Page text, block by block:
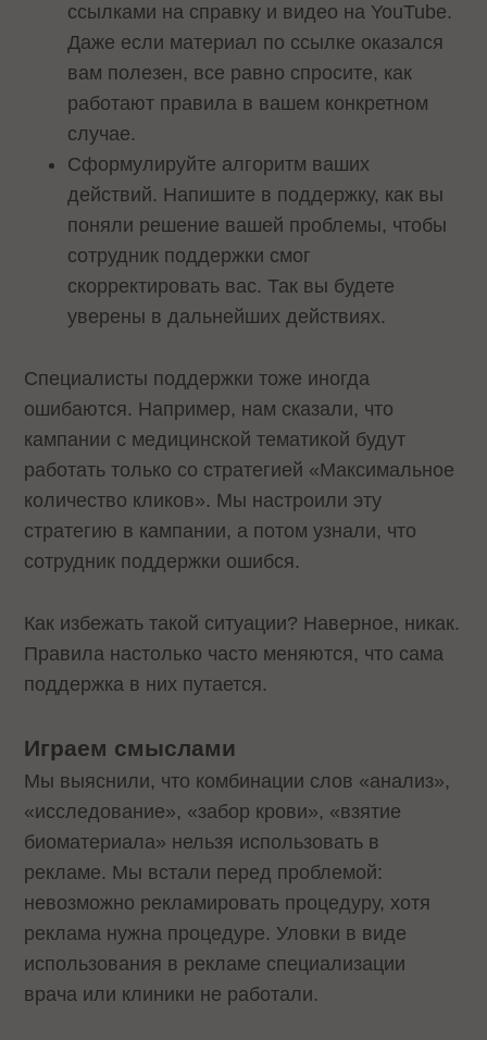
ссылками на справку и видео на YouTube.
Даже если материал по ссылке оказался
вам полезен, все равно спросите, как
работают правила в вашем конкретном
случае.
Сформулируйте алгоритм ваших
действий. Напишите в поддержку, как вы
поняли решение вашей проблемы, чтобы
сотрудник поддержки смог
скорректировать вас. Так вы будете
уверены в дальнейших действиях.
Специалисты поддержки тоже иногда
ошибаются. Например, нам сказали, что
кампании с медицинской тематикой будут
работать только со стратегией «Максимальное
количество кликов». Мы настроили эту
стратегию в кампании, а потом узнали, что
сотрудник поддержки ошибся.
Как избежать такой ситуации? Наверное, никак.
Правила настолько часто меняются, что сама
поддержка в них путается.
Играем смыслами
Мы выяснили, что комбинации слов «анализ»,
«исследование», «забор крови», «взятие
биоматериала» нельзя использовать в
рекламе. Мы встали перед проблемой:
невозможно рекламировать процедуру, хотя
реклама нужна процедуре. Уловки в виде
использования в рекламе специализации
врача или клиники не работали.